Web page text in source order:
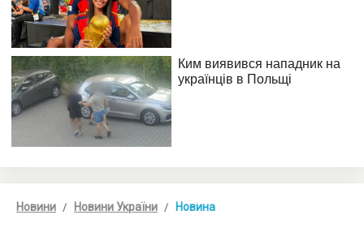
Новини Новини України Новина